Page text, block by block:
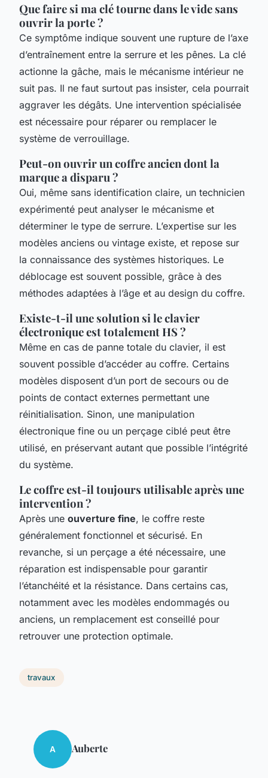
Que faire si ma clé tourne dans le vide sans
ouvrir la porte ?
Ce symptôme indique souvent une rupture de l’axe
d’entraînement entre la serrure et les pênes. La clé
actionne la gâche, mais le mécanisme intérieur ne
suit pas. Il ne faut surtout pas insister, cela pourrait
aggraver les dégâts. Une intervention spécialisée
est nécessaire pour réparer ou remplacer le
système de verrouillage.
Peut-on ouvrir un coffre ancien dont la
marque a disparu ?
Oui, même sans identification claire, un technicien
expérimenté peut analyser le mécanisme et
déterminer le type de serrure. L’expertise sur les
modèles anciens ou vintage existe, et repose sur
la connaissance des systèmes historiques. Le
déblocage est souvent possible, grâce à des
méthodes adaptées à l’âge et au design du coffre.
Existe-t-il une solution si le clavier
électronique est totalement HS ?
Même en cas de panne totale du clavier, il est
souvent possible d’accéder au coffre. Certains
modèles disposent d’un port de secours ou de
points de contact externes permettant une
réinitialisation. Sinon, une manipulation
électronique fine ou un perçage ciblé peut être
utilisé, en préservant autant que possible l’intégrité
du système.
Le coffre est-il toujours utilisable après une
intervention ?
Après une ouverture fine, le coffre reste
généralement fonctionnel et sécurisé. En
revanche, si un perçage a été nécessaire, une
réparation est indispensable pour garantir
l’étanchéité et la résistance. Dans certains cas,
notamment avec les modèles endommagés ou
anciens, un remplacement est conseillé pour
retrouver une protection optimale.
travaux
A Auberte